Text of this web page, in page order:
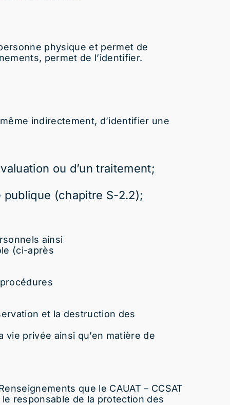
physique et permet de
permet de l’identifier.
indirectement, d’identifier une
ou d’un traitement;
publique (chapitre S-2.2);
ainsi
(ci-après
et la destruction des
privée ainsi qu’en matière de
que le CAUAT – CCSAT
responsable de la protection des